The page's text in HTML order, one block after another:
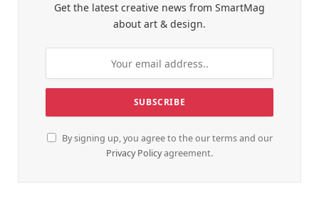
Get the latest creative news from SmartMag
about art & design.
By signing up, you agree to the our terms and our
Privacy Policyagreement.